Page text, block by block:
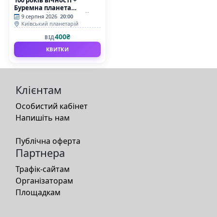
Буремна планета
(Київський планетарій)
9 серпня 2026 20:00
Київський планетарій
ВІД400₴
КВИТКИ
Клієнтам
Особистий кабінет
Напишіть нам
Публічна оферта
Партнера
Трафік-сайтам
Організаторам
Площадкам